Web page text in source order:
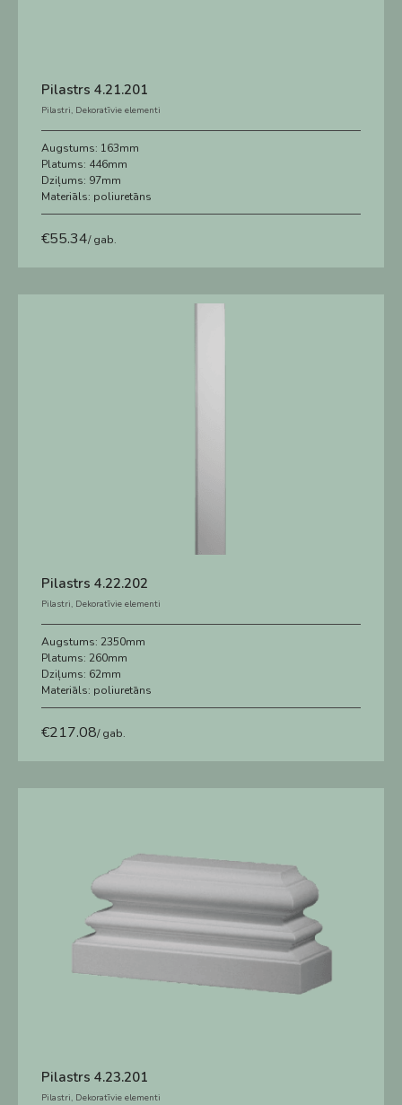
Pilastrs 4.21.201
Pilastri, Dekoratīvie elementi
Augstums: 163mm
Platums: 446mm
Dziļums: 97mm
Materiāls: poliuretāns
€55.34/ gab.
Pilastrs 4.22.202
Pilastri, Dekoratīvie elementi
Augstums: 2350mm
Platums: 260mm
Dziļums: 62mm
Materiāls: poliuretāns
€217.08/ gab.
Pilastrs 4.23.201
Pilastri, Dekoratīvie elementi